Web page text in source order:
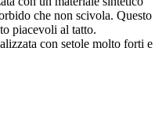
che non scivola. Questo
piacevoli al tatto.
con setole molto forti e